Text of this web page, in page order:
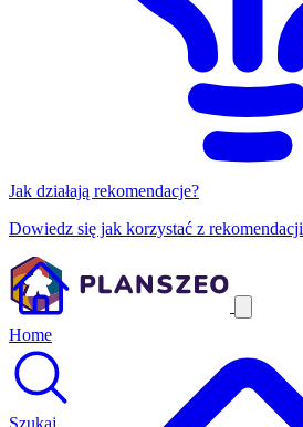
Jak działają rekomendacje?
Dowiedz się jak korzystać z rekomendacji
Home
Szukaj